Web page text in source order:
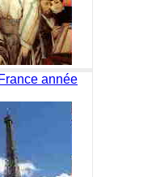
année